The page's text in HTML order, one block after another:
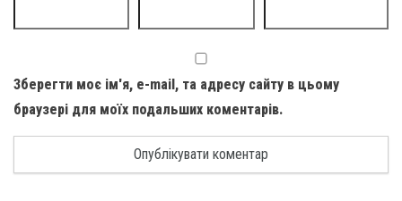
Зберегти моє ім'я, e-mail, та адресу сайту в цьому
браузері для моїх подальших коментарів.